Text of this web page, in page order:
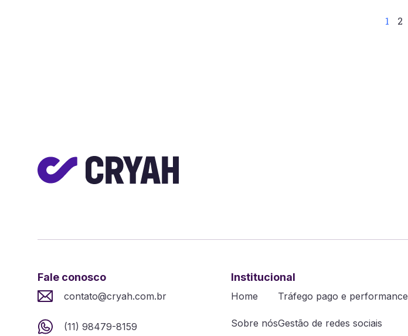
1 2
Fale conosco
contato@cryah.com.br
(11) 98479-8159
Institucional
Home
Sobre nós
Tráfego pago e performance
Gestão de redes sociais